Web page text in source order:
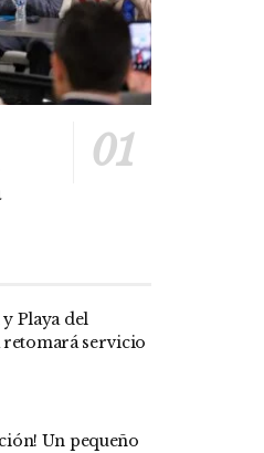
y Playa del
retomará servicio
Un pequeño